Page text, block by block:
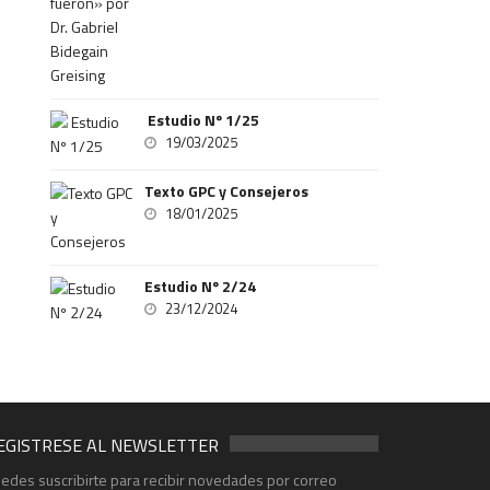
Estudio Nº 1/25
19/03/2025
Texto GPC y Consejeros
18/01/2025
Estudio Nº 2/24
23/12/2024
AL NEWSLETTER
suscribirte para recibir novedades por correo